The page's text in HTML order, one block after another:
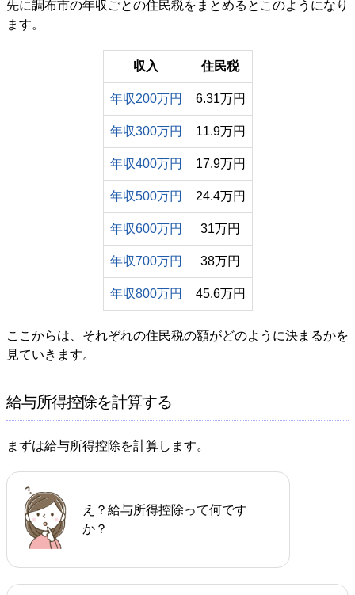
先に調布市の年収ごとの住民税をまとめるとこのようになり
ます。
収入 住民税
年収200万円 6.31万円
年収300万円 11.9万円
年収400万円 17.9万円
年収500万円 24.4万円
年収600万円 31万円
年収700万円 38万円
年収800万円 45.6万円
ここからは、それぞれの住民税の額がどのように決まるかを
見ていきます。
給与所得控除を計算する
まずは給与所得控除を計算します。
え？給与所得控除って何です
か？